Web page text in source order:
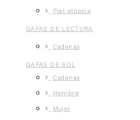
Piel atópica
GAFAS DE LECTURA
Cadenas
GAFAS DE SOL
Cadenas
Hombre
Mujer